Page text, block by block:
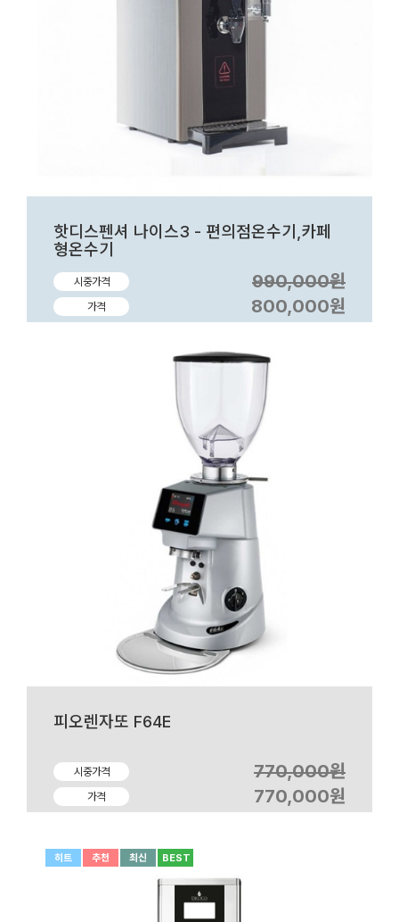
핫디스펜셔 나이스3 - 편의점온수기,카페
형온수기
시중가격 990,000원
가격 800,000원
피오렌자또 F64E
시중가격 770,000원
가격 770,000원
히트 추천 최신 BEST